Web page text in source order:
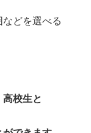
どを選べる
校生と